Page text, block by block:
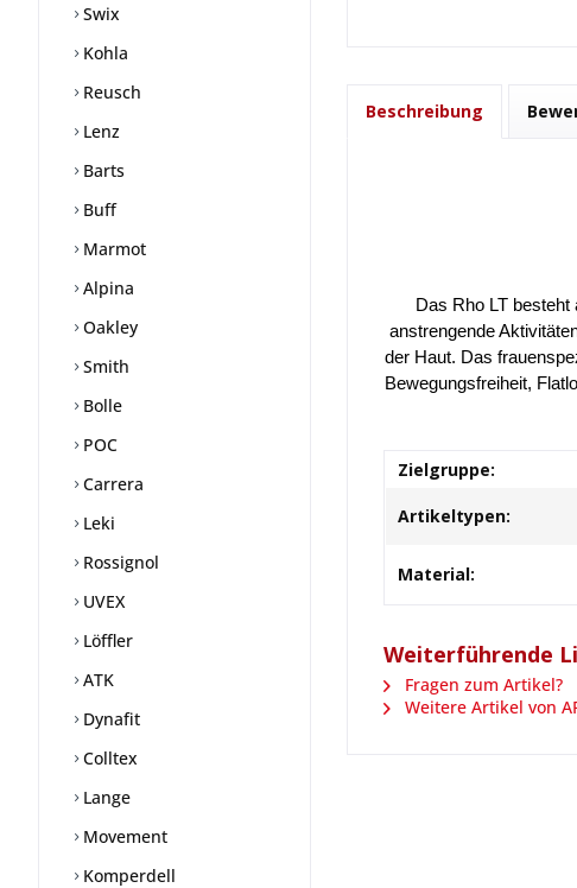
Swix
Kohla
Reusch
Lenz
Barts
Buff
Marmot
Alpina
Oakley
Smith
Bolle
POC
Carrera
Leki
Rossignol
UVEX
Löffler
ATK
Dynafit
Colltex
Lange
Movement
Komperdell
Beschreibung
Das Rho LT
anstrengende
der Haut. Das
Bewegungsfreiheit,
Zielgruppe:
Artikeltypen:
Material:
Weiterführende
Fragen zum Artikel?
Weitere Artikel von